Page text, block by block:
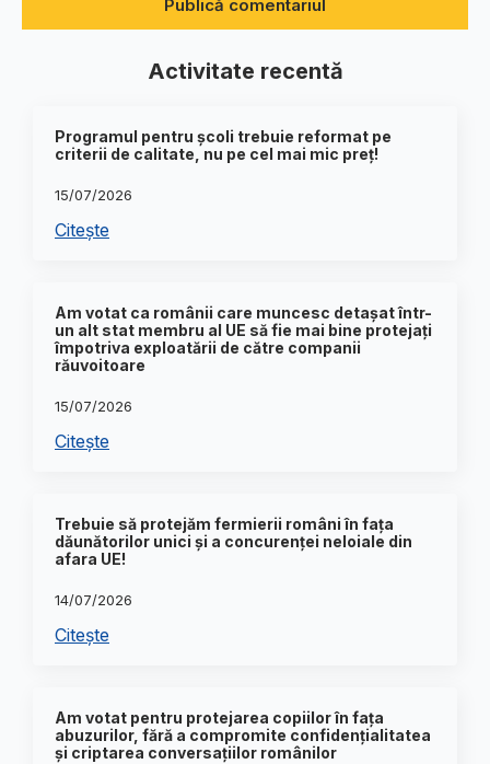
Activitate recentă
Programul pentru școli trebuie reformat pe
criterii de calitate, nu pe cel mai mic preț!
15/07/2026
Citește
Am votat ca românii care muncesc detașat într-
un alt stat membru al UE să fie mai bine protejați
împotriva exploatării de către companii
răuvoitoare
15/07/2026
Citește
Trebuie să protejăm fermierii români în fața
dăunătorilor unici și a concurenței neloiale din
afara UE!
14/07/2026
Citește
Am votat pentru protejarea copiilor în fața
abuzurilor, fără a compromite confidențialitatea
și criptarea conversațiilor românilor